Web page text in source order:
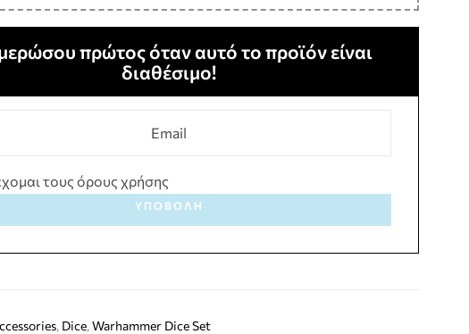
πρώτος όταν αυτό το προϊόν είναι
διαθέσιμο!
τους όρους χρήσης
ΥΠΟΒΟΛΉ
, Dice, Warhammer Dice Set